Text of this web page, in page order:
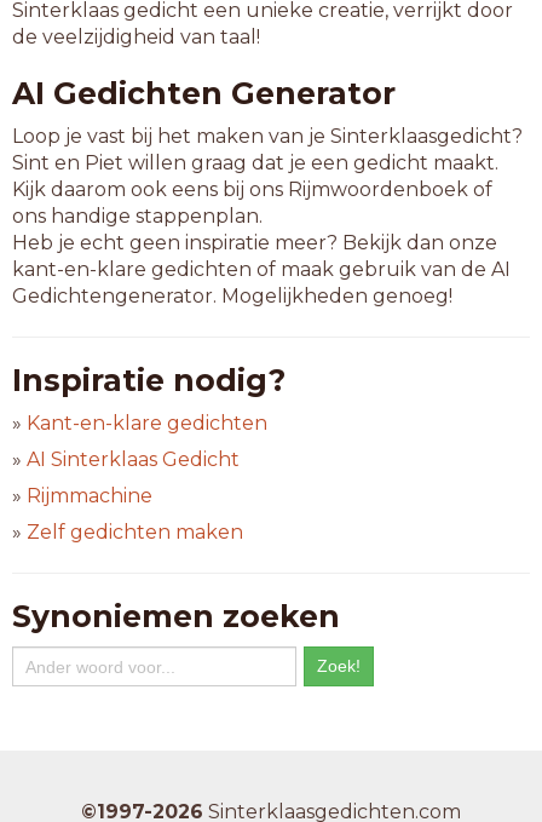
Sinterklaas gedicht een unieke creatie, verrijkt door
de veelzijdigheid van taal!
AI Gedichten Generator
Loop je vast bij het maken van je Sinterklaasgedicht?
Sint en Piet willen graag dat je een gedicht maakt.
Kijk daarom ook eens bij ons Rijmwoordenboek of
ons handige stappenplan.
Heb je echt geen inspiratie meer? Bekijk dan onze
kant-en-klare gedichten of maak gebruik van de AI
Gedichtengenerator. Mogelijkheden genoeg!
Inspiratie nodig?
» Kant-en-klare gedichten
» AI Sinterklaas Gedicht
» Rijmmachine
» Zelf gedichten maken
Synoniemen zoeken
©1997-2026 Sinterklaasgedichten.com